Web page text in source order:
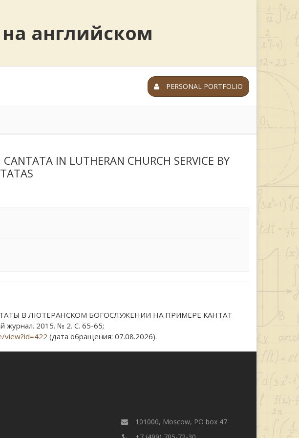
английском
PERSONAL PORTFOLIO
IN LUTHERAN CHURCH SERVICE BY
В ЛЮТЕРАНСКОМ БОГОСЛУЖЕНИИ НА ПРИМЕРЕ КАНТАТ
журнал. 2015. № 2. С. 65-65;
view?id=422 (дата обращения: 07.08.2026).
101000, Moscow, PO box 47